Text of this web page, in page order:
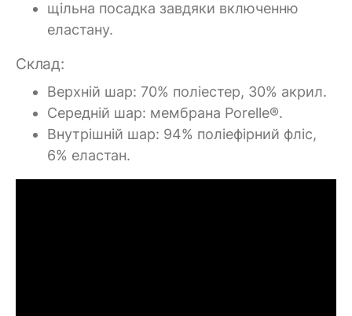
щільна посадка завдяки включенню
еластану.
Склад:
Верхній шар: 70% поліестер, 30% акрил.
Середній шар: мембрана Porelle®.
Внутрішній шар: 94% поліефірний фліс,
6% еластан.